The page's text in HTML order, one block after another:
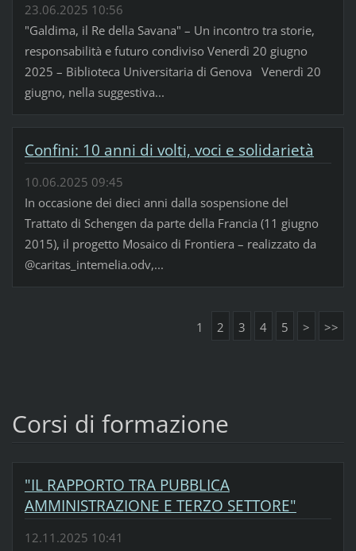
23.06.2025 10:56
"Galdima, il Re della Savana" – Un incontro tra storie,
responsabilità e futuro condiviso Venerdì 20 giugno
2025 – Biblioteca Universitaria di Genova Venerdì 20
giugno, nella suggestiva...
Confini: 10 anni di volti, voci e solidarietà
10.06.2025 09:45
In occasione dei dieci anni dalla sospensione del
Trattato di Schengen da parte della Francia (11 giugno
2015), il progetto Mosaico di Frontiera – realizzato da
@caritas_intemelia.odv,...
1 2 3 4 5 > >>
Corsi di formazione
"IL RAPPORTO TRA PUBBLICA
AMMINISTRAZIONE E TERZO SETTORE"
12.11.2025 10:41